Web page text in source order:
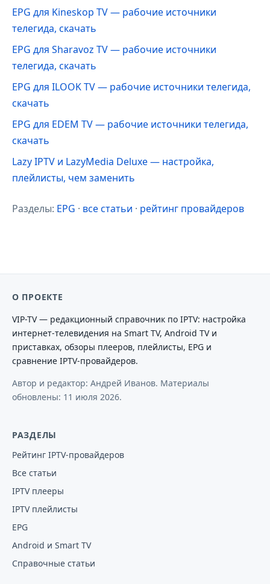
EPG для Kineskop TV — рабочие источники
телегида, скачать
EPG для Sharavoz TV — рабочие источники
телегида, скачать
EPG для ILOOK TV — рабочие источники телегида,
скачать
EPG для EDEM TV — рабочие источники телегида,
скачать
Lazy IPTV и LazyMedia Deluxe — настройка,
плейлисты, чем заменить
Разделы: EPG · все статьи · рейтинг провайдеров
О ПРОЕКТЕ
VIP-TV — редакционный справочник по IPTV: настройка
интернет-телевидения на Smart TV, Android TV и
приставках, обзоры плееров, плейлисты, EPG и
сравнение IPTV-провайдеров.
Автор и редактор: Андрей Иванов. Материалы
обновлены: 11 июля 2026.
РАЗДЕЛЫ
Рейтинг IPTV-провайдеров
Все статьи
IPTV плееры
IPTV плейлисты
EPG
Android и Smart TV
Справочные статьи